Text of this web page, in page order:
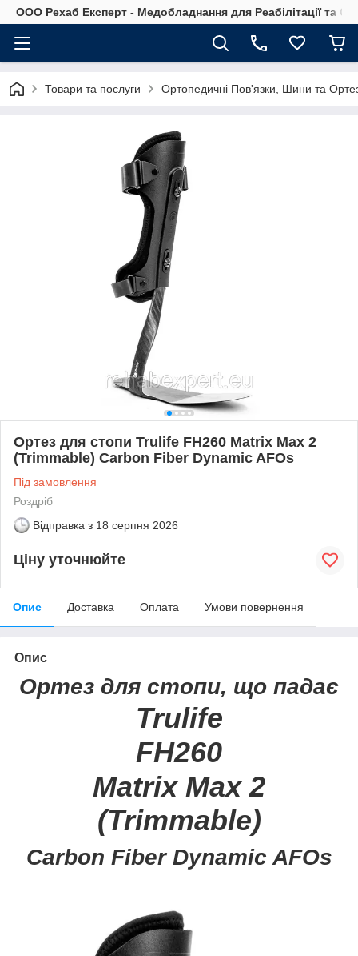
OOO Рехаб Експерт - Медобладнання для Реабілітації та
Товари та послуги Ортопедичні Пов'язки, Шини та
Ортез для стопи Trulife FH260 Matrix Max 2
(Trimmable) Carbon Fiber Dynamic AFOs
Під замовлення
Роздріб
Відправка з 18 серпня 2026
Ціну уточнюйте
Опис Доставка Оплата Умови повернення
Опис
Ортез для стопи, що падає
Trulife
FH260
Matrix Max 2
(Trimmable)
Carbon Fiber Dynamic AFOs